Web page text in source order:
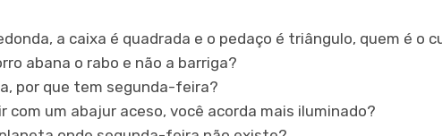
a caixa é quadrada e o pedaço é triângulo, quem é o
abana o rabo e não a barriga?
por que tem segunda-feira?
com um abajur aceso, você acorda mais iluminado?